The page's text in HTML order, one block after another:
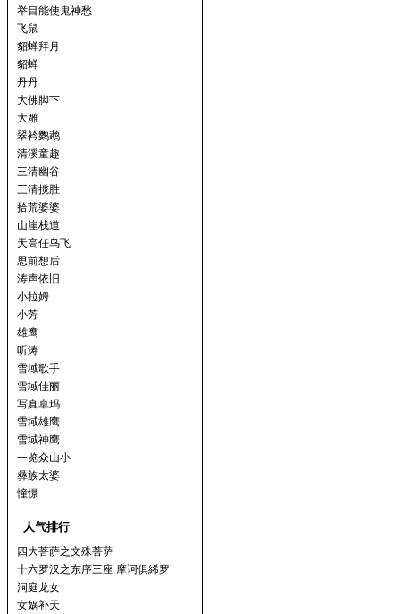
举目能使鬼神愁
飞鼠
貂蝉拜月
貂蝉
丹丹
大佛脚下
大雕
翠衿鹦鹉
清溪童趣
三清幽谷
三清揽胜
拾荒婆婆
山崖栈道
天高任鸟飞
思前想后
涛声依旧
小拉姆
小芳
雄鹰
听涛
雪域歌手
雪域佳丽
写真卓玛
雪域雄鹰
雪域神鹰
一览众山小
彝族太婆
憧憬
人气排行
四大菩萨之文殊菩萨
十六罗汉之东序三座 摩诃俱絺罗
洞庭龙女
女娲补天